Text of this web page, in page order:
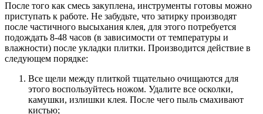
После того как смесь закуплена, инструменты готовы можно
приступать к работе. Не забудьте, что затирку производят
после частичного высыхания клея, для этого потребуется
подождать 8-48 часов (в зависимости от температуры и
влажности) после укладки плитки. Производится действие в
следующем порядке:
Все щели между плиткой тщательно очищаются для
этого воспользуйтесь ножом. Удалите все осколки,
камушки, излишки клея. После чего пыль смахивают
кистью;